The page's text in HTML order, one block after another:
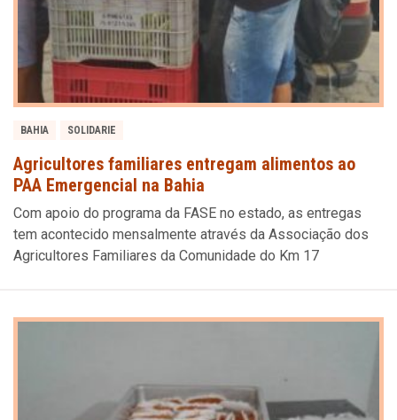
BAHIA SOLIDARIE
Agricultores familiares entregam alimentos ao
PAA Emergencial na Bahia
Com apoio do programa da FASE no estado, as entregas
tem acontecido mensalmente através da Associação dos
Agricultores Familiares da Comunidade do Km 17